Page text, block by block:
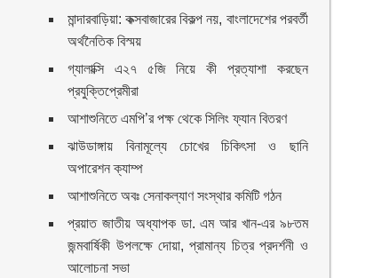
মান্দারবাড়িয়া: কক্সবাজারের বিকল্প নয়, বাংলাদেশের পরবর্তী
অর্থনৈতিক বিস্ময়
গ্যালাক্সি এ২৭ ৫জি নিয়ে কী প্রত্যাশা করছেন
প্রযুক্তিপ্রেমীরা
আশাশুনিতে এমপি’র পক্ষ থেকে সিলিং ফ্যান বিতরণ
ঝাউডাঙ্গায় বিনামূল্যে চোখের চিকিৎসা ও ছানি
অপারেশন ক্যাম্প
আশাশুনিতে অবঃ সেনাকল্যাণ সংস্থার কমিটি গঠন
প্রয়াত জাতীয় অধ্যাপক ডা. এম আর খান-এর ৯৮তম
জন্মবার্ষিকী উপলক্ষে দোয়া, প্রামান্য চিত্র প্রদর্শনী ও
আলোচনা সভা